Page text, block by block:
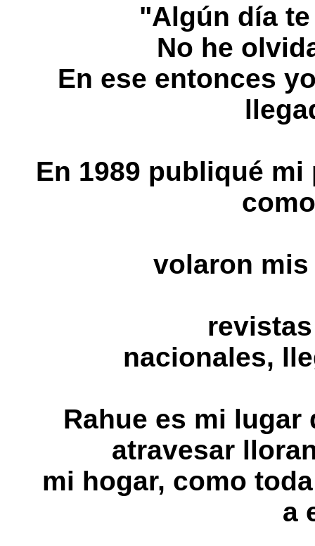
"Algún día
No he
En ese entonces
En 1989 publiqué
volaron
nacionales,
Rahue es mi
atravesar
mi hogar, como
a